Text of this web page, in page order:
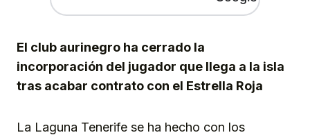
El club aurinegro ha cerrado la
incorporación del jugador que llega a la isla
tras acabar contrato con el Estrella Roja
La Laguna Tenerife se ha hecho con los